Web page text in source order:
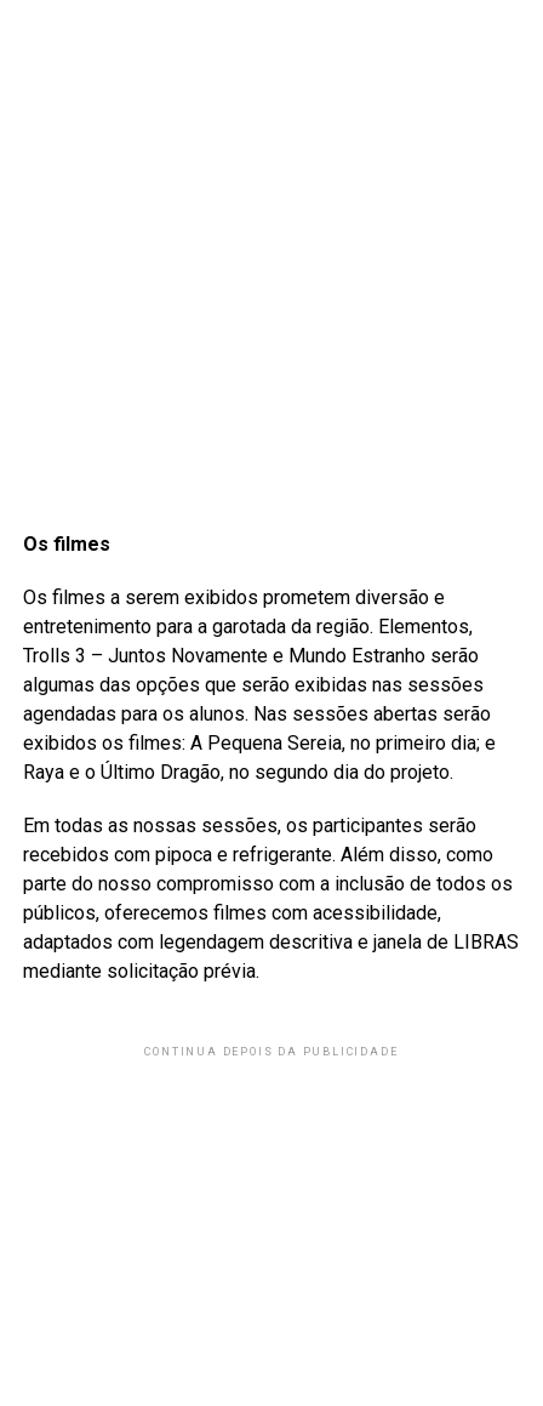
Os filmes
Os filmes a serem exibidos prometem diversão e
entretenimento para a garotada da região. Elementos,
Trolls 3 – Juntos Novamente e Mundo Estranho serão
algumas das opções que serão exibidas nas sessões
agendadas para os alunos. Nas sessões abertas serão
exibidos os filmes: A Pequena Sereia, no primeiro dia; e
Raya e o Último Dragão, no segundo dia do projeto.
Em todas as nossas sessões, os participantes serão
recebidos com pipoca e refrigerante. Além disso, como
parte do nosso compromisso com a inclusão de todos os
públicos, oferecemos filmes com acessibilidade,
adaptados com legendagem descritiva e janela de LIBRAS
mediante solicitação prévia.
CONTINUA DEPOIS DA PUBLICIDADE